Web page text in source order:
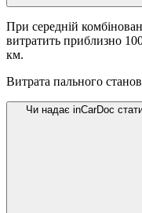
При середній
витратить приблизно
км.
Витрата пального
Чи надає inCarDoc